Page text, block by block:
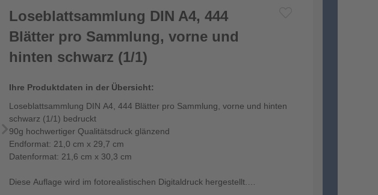
Loseblattsammlung DIN A4, 444
Blätter pro Sammlung, vorne und
hinten schwarz (1/1)
Ihre Produktdaten in der Übersicht:
Loseblattsammlung DIN A4, 444 Blätter pro Sammlung, vorne und hinten
schwarz (1/1) bedruckt
90g hochwertiger Qualitätsdruck glänzend
Endformat: 21,0 cm x 29,7 cm
Datenformat: 21,6 cm x 30,3 cm
Diese Auflage wird im fotorealistischen Digitaldruck hergestellt.